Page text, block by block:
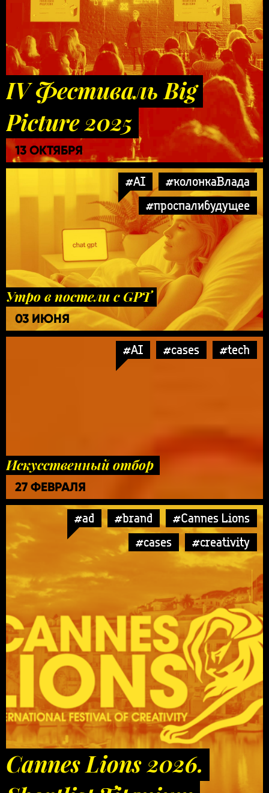
IV Фестиваль Big
Picture 2025
13 ОКТЯБРЯ
#AI
#колонкаВлада
#проспалибудущее
Утро в постели с GPT
03 ИЮНЯ
#AI #cases #tech
Искусственный отбор
27 ФЕВРАЛЯ
#ad #brand
#Cannes Lions
#cases
#creativity
Cannes Lions 2026.